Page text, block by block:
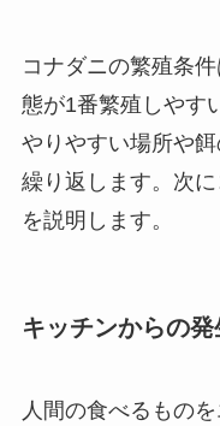
コナダニの繁殖条
態が1番繁殖しやす
やりやすい場所や
繰り返します。次
を説明します。
キッチンからの
人間の食べるもの